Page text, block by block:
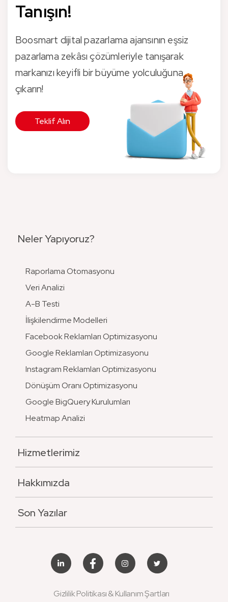
Tanışın!
Boosmart dijital pazarlama ajansının eşsiz
pazarlama zekâsı çözümleriyle tanışarak
markanızı keyifli bir büyüme yolculuğuna
çıkarın!
Teklif Alın
Neler Yapıyoruz?
Raporlama Otomasyonu
Veri Analizi
A-B Testi
İlişkilendirme Modelleri
Facebook Reklamları Optimizasyonu
Google Reklamları Optimizasyonu
Instagram Reklamları Optimizasyonu
Dönüşüm Oranı Optimizasyonu
Google BigQuery Kurulumları
Heatmap Analizi
Hizmetlerimiz
Hakkımızda
Son Yazılar
Gizlilik Politikası & Kullanım Şartları